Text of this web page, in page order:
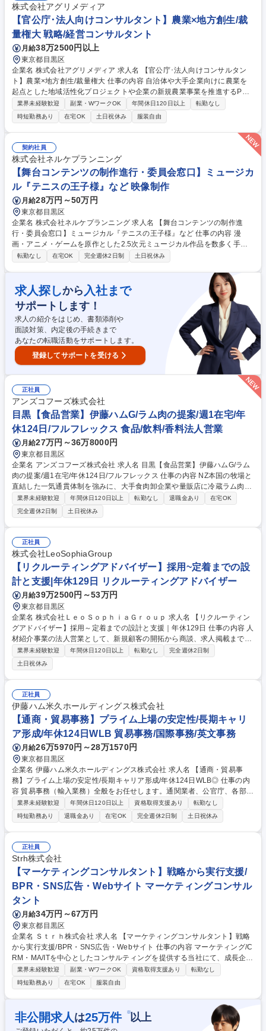
ただく役割です。 【具体的には】■キャラクターグッズの企画立案および
制作ディレクション ■商品ごとの収支管理および売上最大化の施策立案 ■
グッズの販促に向けたPR戦略の立案・実行 募集職種 【グッズ企画担当】
ゲームの世界観を形にする/CyberAgentグループ
株式会社アグリメディア
【官公庁･法人向けコンサルタント】農業×地方創生/裁
量権大 戦略/経営コンサルタント
月給38万2500円以上
東京都目黒区
企業名 株式会社アグリメディア 求人名 【官公庁･法人向けコンサルタン
ト】農業×地方創生/裁量権大 仕事の内容 自治体や大手企業向けに農業を
起点とした地域活性化プロジェクトや企業の新規農業事業を推進するPM
として課題抽出から提案実行までを担当。農業を通じた持続可能な街づく
りや地域社会の課題解決を目指します。 ■官公庁や自治体向け:国や自治体
が抱える地域課題(耕作放棄地や担い手不足等)に対する政策提言や事業化
提案 ■公募プロポーザルの企画立案と提案書の作成およびプレゼンテーシ
ョン ■受託後のプロジェクト推進と次年度予算獲得や事業継続に向けた成
果報告や改善提案の実施 ■法人向け:クライアントの潜在課題に合わせた独
自のソリューション提案や新規農業参入リサーチと持続可能な街づくり等
のコンサル支援 募集職種 【官公庁･法人向けコンサルタント】農業×地方
創生/裁量権大
業界未経験歓迎 副業・WワークOK 年間休日120日以上
転勤なし
時短勤務あり
在宅OK 土日祝休み 服装自由
契約社員
株式会社ネルケプランニング
【舞台コンテンツの制作進行・委員会窓口】ミュージカ
ル『テニスの王子様』など 映像制作
月給28万円～50万円
東京都目黒区
企業名 株式会社ネルケプランニング 求人名 【舞台コンテンツの制作進
行・委員会窓口】ミュージカル『テニスの王子様』など 仕事の内容 漫
画・アニメ・ゲームを原作とした2.5次元ミュージカル作品を数多く手掛
け、年間公演タイトルは50以上。舞台作品にかかわる製作委員会業務の窓
台製作委員会の運営・進行(打合せ調整、議題整理など) ■版元への各種監
修依頼および進行管理 ■委員会各社からの監修物の取りまとめ・版元への
連携 ■関連素材の内容チェック・進行管理 ■FCサイト用素材の取りまと
め・進行管理 ■劇場での対応 など 募集職種 【舞台コンテンツの制作進
行・委員会窓口】ミュージカル『テニスの王子様』など
転勤なし 在宅OK 完全週休2日制 土日祝休み
求人探しから 入社まで
サポートします！
求人の紹介をはじめ、書類添削や
面談対策、内定後の手続きまで
あなたの転職活動をサポートします。
登録してサポートを受ける
正社員
アンズコフーズ株式会社
目黒【食品営業】伊藤ハムG/ラム肉の提案/週1在宅/年
休124日/フルフレックス 食品/飲料/香料法人営業
月給27万円～36万8000円
東京都目黒区
企業名 アンズコフーズ株式会社 求人名 目黒【食品営業】伊藤ハムG/ラム
肉の提案/週1在宅/年休124日/フルフレックス 仕事の内容 NZ本国の牧場と
直結した一気通貫体制を強みに、大手食肉卸企業や量販店に冷蔵ラム肉を
提案します。高栄養価かつ臭みのない冷蔵ラム肉の特長を捉えながら、売
場提案やチームでの試食プレゼンを行います。 大手量販店（スーパー等）
や食肉卸企業に対して、自社の冷蔵ラム肉商品を提案します。NZに牧場
を所有しているため、仕入れから部位の選定、販売まで顧客のニーズに一
気通貫で応えられます。マーケティング部と連携したPOP提案や販売管理
も実施。 商談時はチームで試食を交えたプレゼンを行うなど、一体感を持
って営業活動に取り組みます。ラムの魅力や認知を社会に訴求する、やり
がいのあるお仕事です。 募集職種 目黒【食品営業】伊藤ハムG/ラム肉の
提案/週1在宅/年休124日/フルフレックス
業界未経験歓迎 年間休日120日以上 転勤なし 退職金あり
在宅OK
完全週休2日制
土日祝休み
正社員
株式会社LeoSophiaGroup
【リクルーティングアドバイザー】採用~定着までの設
計と支援|年休129日 リクルーティングアドバイザー
月給39万2500円～53万円
東京都目黒区
企業名 株式会社ＬｅｏＳｏｐｈｉａＧｒｏｕｐ 求人名 【リクルーティン
グアドバイザー】採用～定着までの設計と支援｜年休129日 仕事の内容 人
材紹介事業の法人営業として、新規顧客の開拓から商談、求人掲載までを
一貫して担当いただきます。事業立ち上げの段階であり、顧客の人手不足
の課題解決に寄り添い、事業基盤を形成いただける方をお待ちします。
【具体的な業務内容】 ■テレアポや訪問といった従来の手法に留まらない
新規顧客の開拓 ■採用課題のヒアリングとコンサルティング ■求人票の作
成・条件調整 ■選考プロセスの推進とフォロー ■入社後の定着支援 募集職
種 【リクルーティングアドバイザー】採用～定着までの設計と支援｜年休
129日
業界未経験歓迎 年間休日120日以上 転勤なし
完全週休2日制
土日祝休み
正社員
伊藤ハム米久ホールディングス株式会社
【通商・貿易事務】プライム上場の安定性/長期キャリ
ア形成/年休124日WLB 貿易事務/国際事務/英文事務
月給26万5970円～28万1570円
東京都目黒区
企業名 伊藤ハム米久ホールディングス株式会社 求人名 【通商・貿易事
務】プライム上場の安定性/長期キャリア形成/年休124日WLB◎ 仕事の内
容 貿易事務（輸入業務）全般をお任せします。通関業者、公官庁、各部署
と連携を取りながら進めていきます。 【1】契約スケジュール管理：売買
契約や船積みの依頼、日本到着までのスケジュール管理【2】通関書類の
作成、管理【3】為替予約と海外送金：売買契約に基づく為替取得、及び
海外送金対応【4】倉入れ/通関スケジュール調整：乙仲業者や営業冷蔵冷
凍倉庫、自社担当者とのスケジュール調整作業【5】受渡明細の作成、売
付処理【6】海上保険処理：海上事故や通関後の品質クレーム等が発生し
た場合の保険求償処理対応 など 募集職種 【通商・貿易事務】プライム上
場の安定性/長期キャリア形成/年休124日WLB◎
業界未経験歓迎 年間休日120日以上 資格取得支援あり
転勤なし
時短勤務あり
退職金あり 在宅OK 完全週休2日制 土日祝休み
正社員
Strh株式会社
【マーケティングコンサルタント】戦略から実行支援/
BPR・SNS広告・Webサイト マーケティングコンサル
タント
月給34万円～67万円
東京都目黒区
企業名 Ｓｔｒｈ株式会社 求人名 【マーケティングコンサルタント】戦略
から実行支援/BPR・SNS広告・Webサイト 仕事の内容 マーケティング/C
RM・MA/ITを中心としたコンサルティングを提供する当社にて、成長企業
へのマーケティング戦略策定～オペレーション実行支援まで、一連のマー
ケティングコンサルティング業務をお任せいたします。 ■マーケティング
戦略策定や各種マーケティング施策運用等の案件における案件管理■プロ
ジェクト管理■データ分析案件管理■プロジェクト推進■新規顧客開拓にむ
けた提案■事業計画策定及びチームマネジメントなど 【顧客】人材、Saa
S、SNSマーケティング等様々な業界・規模の成長企業 【案件】BPR、リ
業界未経験歓迎 副業・WワークOK 資格取得支援あり
転勤なし
時短勤務あり
在宅OK 服装自由
非公開求人 は25万件 ※以上